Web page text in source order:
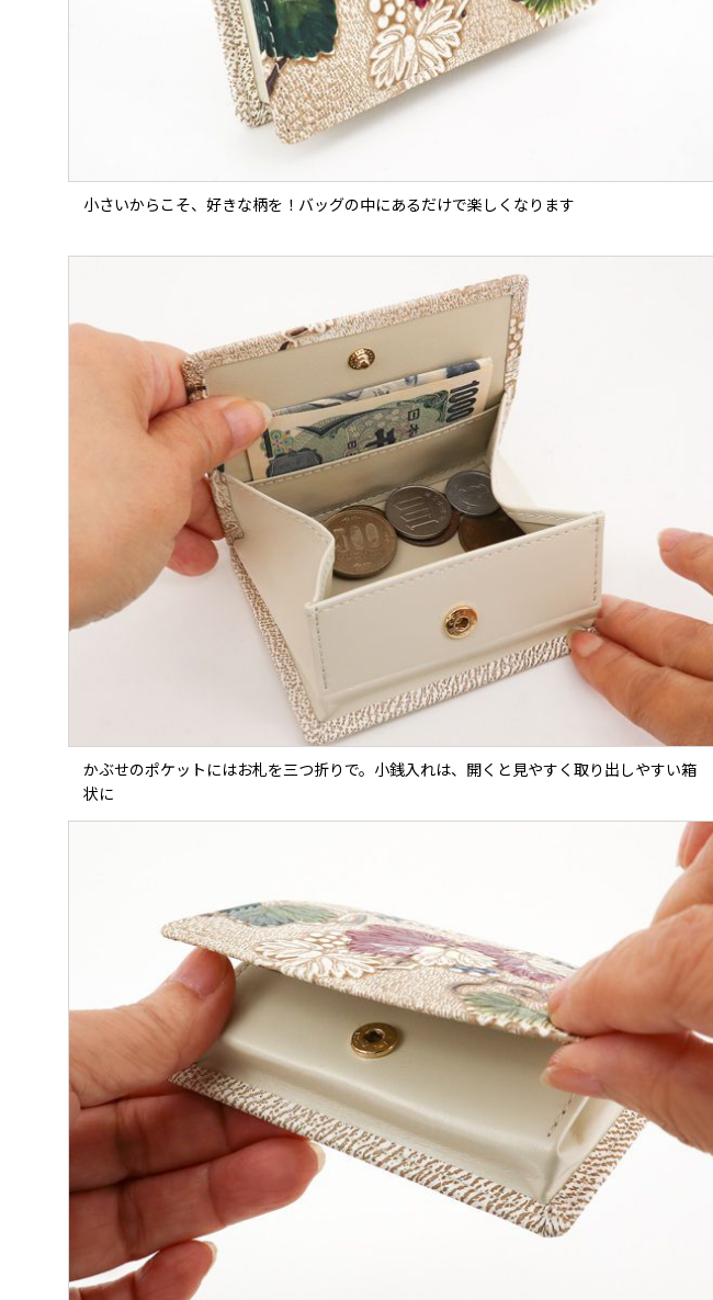
小さいからこそ、好きな柄を！バッグの中にあるだけで楽しくなります
かぶせのポケットにはお札を三つ折りで。小銭入れは、開くと見やすく取り出しやすい箱
状に